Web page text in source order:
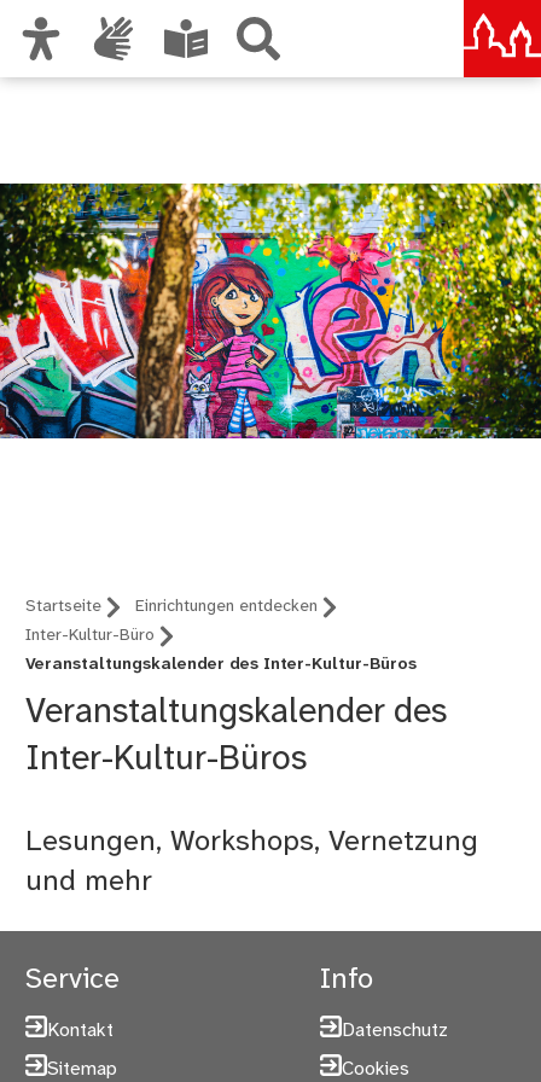
Startseite
Einrichtungen entdecken
Inter-Kultur-Büro
Veranstaltungskalender des Inter-Kultur-Büros
Veranstaltungskalender des
Inter-Kultur-Büros
Lesungen, Workshops, Vernetzung
und mehr
Service
Kontakt
Sitemap
Info
Datenschutz
Cookies